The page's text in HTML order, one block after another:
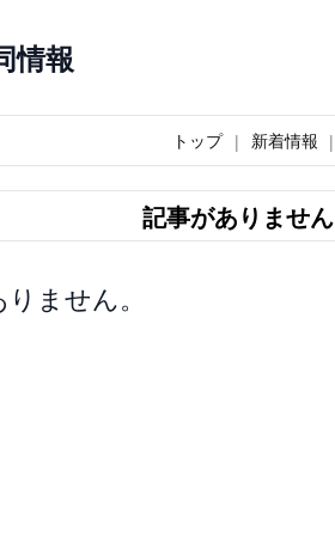
情報
トップ 新着情報
記事がありません
ません。